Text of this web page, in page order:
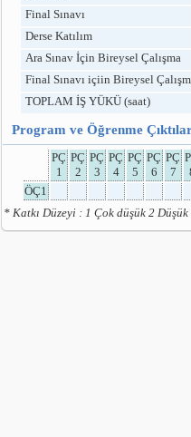
Final Sınavı
Derse Katılım
Ara Sınav İçin Bireysel Çalışma
Final Sınavı içiin Bireysel
TOPLAM İŞ YÜKÜ (saat)
Program ve Öğrenme
PÇ
1
PÇ
2
PÇ
3
PÇ
4
PÇ
5
PÇ
6
PÇ
7
ÖÇ1
* Katkı Düzeyi : 1 Çok düşük 2